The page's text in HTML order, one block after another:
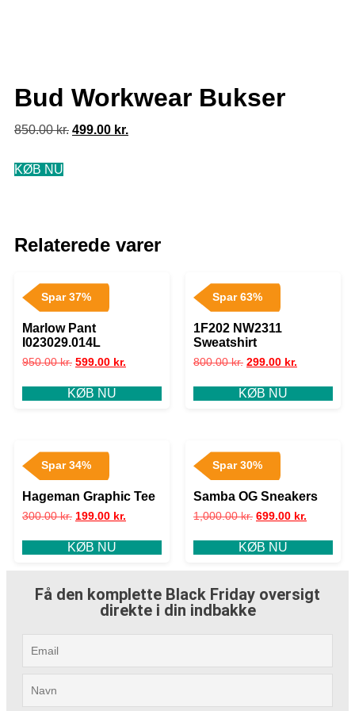
Bud Workwear Bukser
850.00kr. 499.00 kr.
KØB NU
Relaterede varer
Spar 37%
Marlow Pant
I023029.014L
950.00kr. 599.00 kr.
KØB NU
Spar 63%
1F202 NW2311
Sweatshirt
800.00kr. 299.00 kr.
KØB NU
Spar 34%
Hageman Graphic Tee
300.00kr. 199.00 kr.
KØB NU
Spar 30%
Samba OG Sneakers
1,000.00kr. 699.00 kr.
KØB NU
Få den komplette Black Friday oversigt
direkte i din indbakke